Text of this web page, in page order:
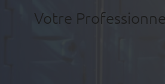
Votre